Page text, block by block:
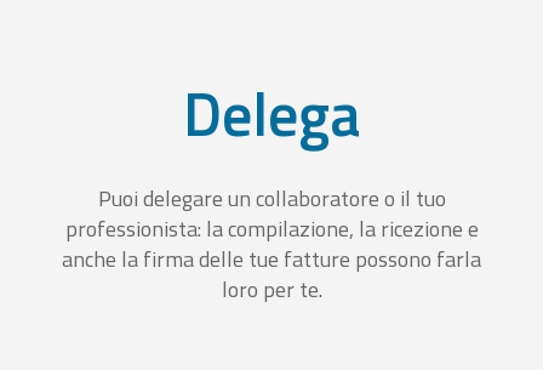
Delega
Puoi delegare un collaboratore o il tuo
professionista: la compilazione, la ricezione e
anche la firma delle tue fatture possono farla
loro per te.